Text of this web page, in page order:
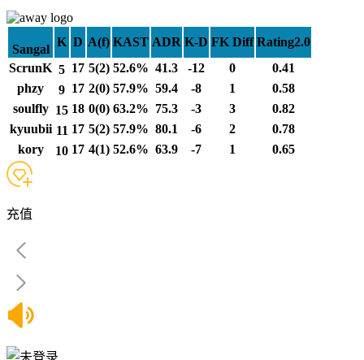
Sangal
K D A(f) KAST ADR K-D FK Diff Rating2.0
ScrunK 5 17 5(2) 52.6% 41.3 -12 0
0.41
phzy
9 17 2(0) 57.9% 59.4 -8 1
0.58
soulfly 15 18 0(0) 63.2% 75.3 -3 3
0.82
kyuubii 11 17 5(2) 57.9% 80.1 -6 2
0.78
kory
10 17 4(1) 52.6% 63.9 -7 1 0.65
充值